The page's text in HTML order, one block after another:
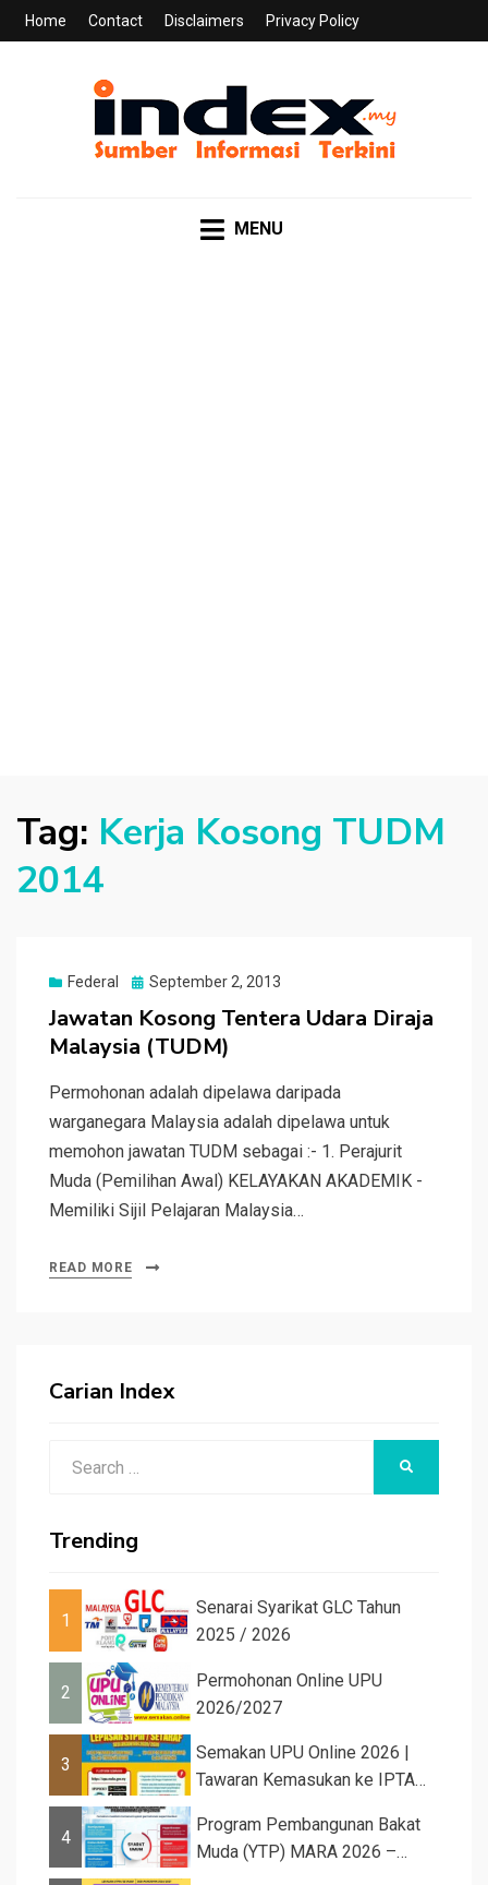
Home Contact Disclaimers Privacy Policy
MENU
Tag: Kerja Kosong TUDM
2014
Federal
Posted
September 2, 2013
Jawatan Kosong Tentera Udara Diraja
Malaysia (TUDM)
Permohonan adalah dipelawa daripada
warganegara Malaysia adalah dipelawa untuk
memohon jawatan TUDM sebagai :- 1. Perajurit
Muda (Pemilihan Awal) KELAYAKAN AKADEMIK -
Memiliki Sijil Pelajaran Malaysia…
READ MORE
Carian Index
Trending
1
Senarai Syarikat GLC Tahun
2025 / 2026
2
Permohonan Online UPU
2026/2027
3
Semakan UPU Online 2026 |
Tawaran Kemasukan ke IPTA
4
Program Pembangunan Bakat
Muda (YTP) MARA 2026 –